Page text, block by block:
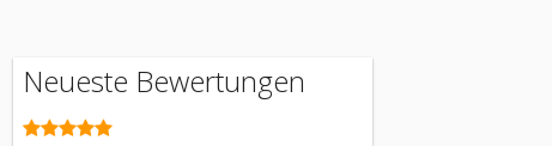
Neueste Bewertungen